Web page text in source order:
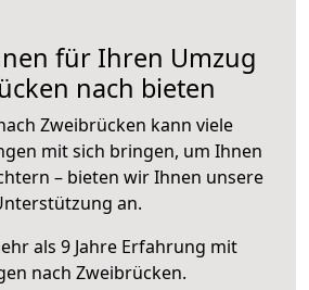
für Ihren Umzug
nach bieten
Zweibrücken kann viele
mit sich bringen, um Ihnen
– bieten wir Ihnen unsere
an.
als 9 Jahre Erfahrung mit
nach Zweibrücken.